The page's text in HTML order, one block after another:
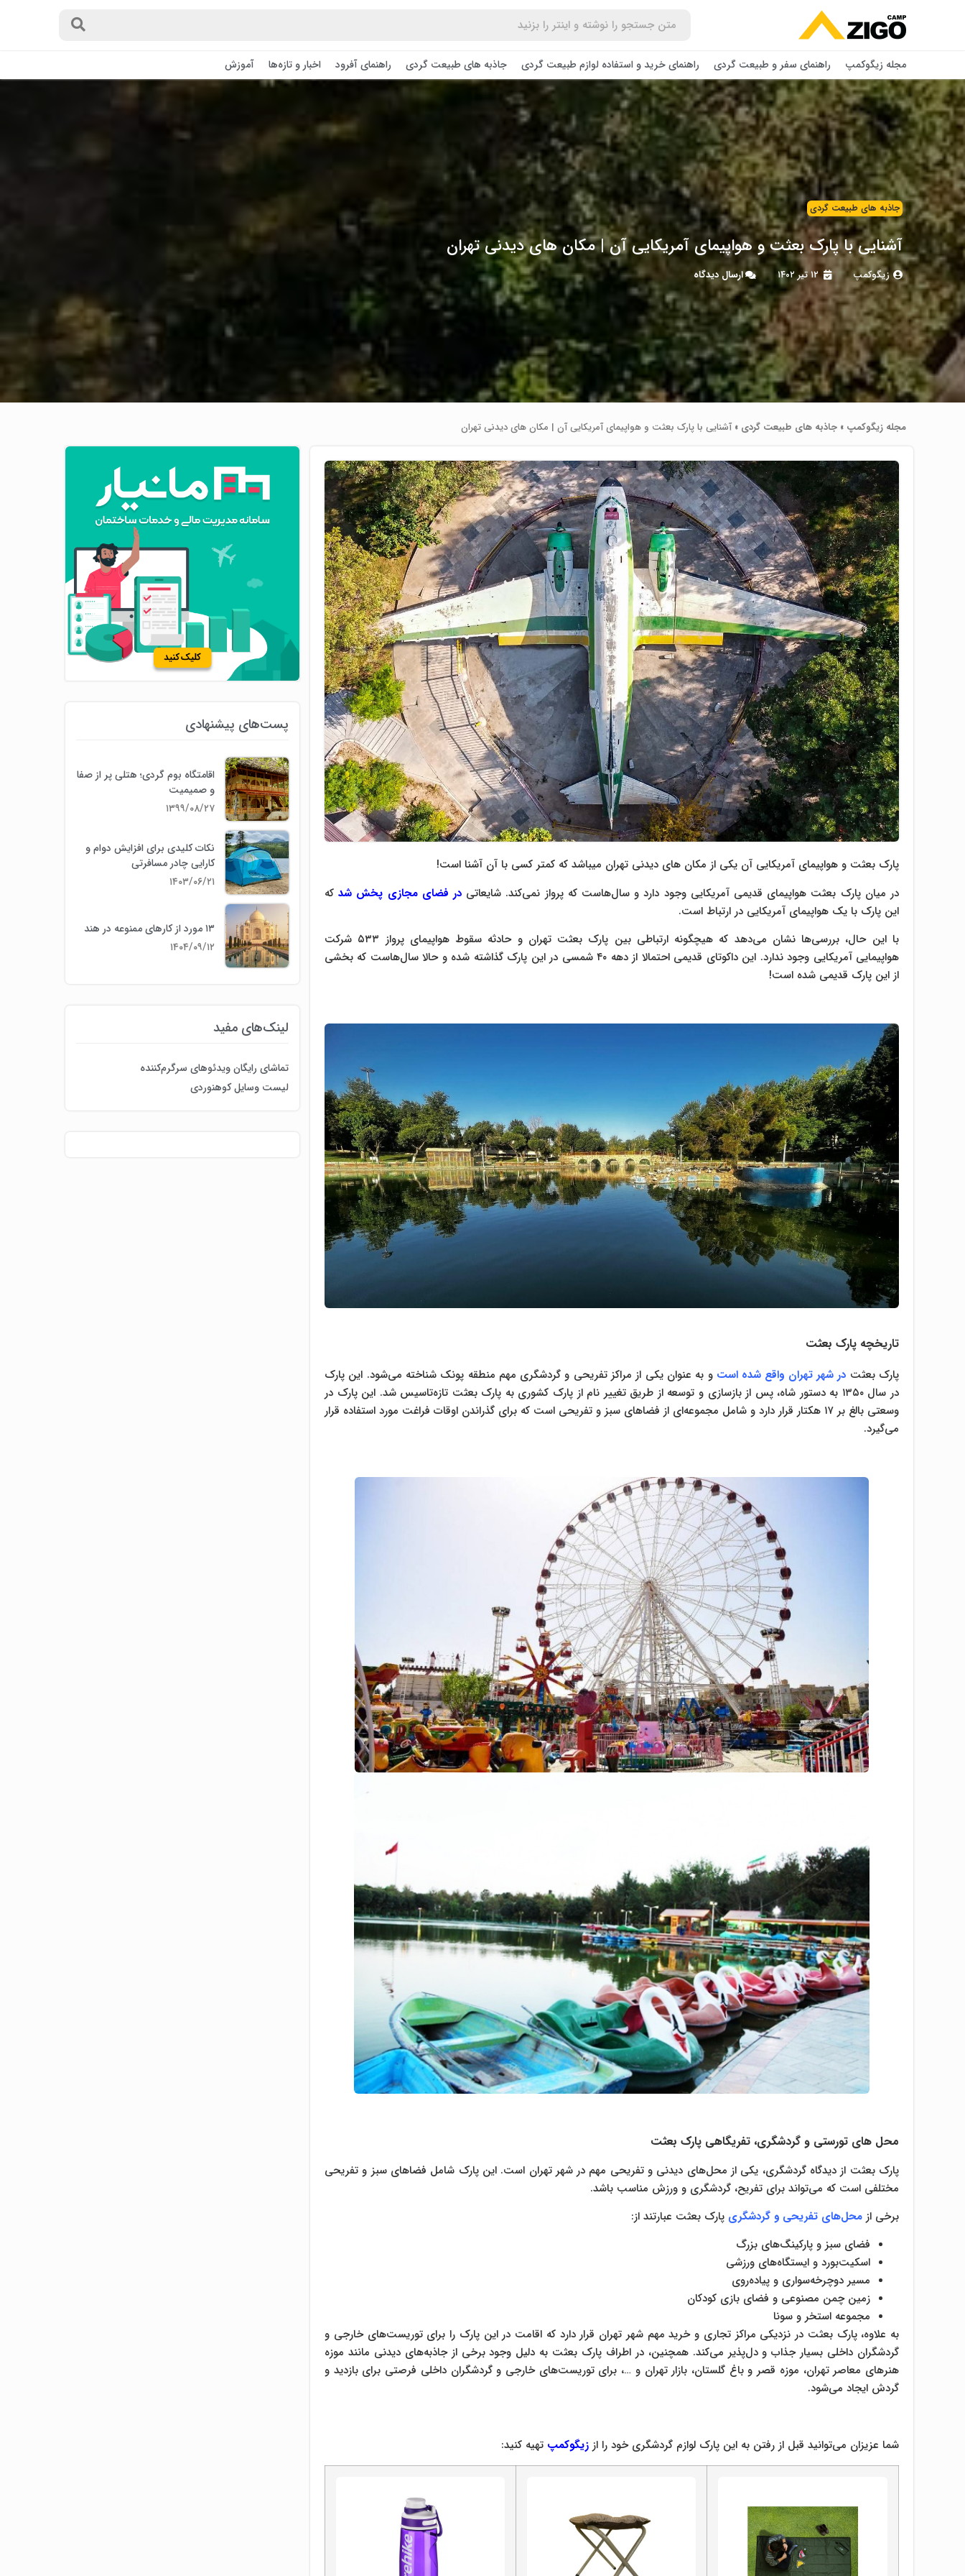
مجله زیگوکمپ راهنمای سفر و طبیعت گردی راهنمای خرید و استفاده لوازم طبیعت ‌گردی جاذبه های طبیعت گردی راهنمای آفرود اخبار و تازه‌ها آموزش
جاذبه های طبیعت گردی
آشنایی با پارک بعثت و هواپیمای آمریکایی آن | مکان های دیدنی تهران
زیگوکمپ ۱۲ تیر ۱۴۰۲ ارسال دیدگاه
مجله زیگوکمپ » جاذبه های طبیعت گردی »آشنایی با پارک بعثت و هواپیمای آمریکایی آن | مکان های دیدنی تهران
پارک بعثت و هواپیمای آمریکایی آن یکی از مکان های دیدنی تهران میباشد که کمتر کسی با آن آشنا است!
در میان پارک بعثت هواپیمای قدیمی آمریکایی وجود دارد و سال‌هاست که پرواز نمی‌کند. شایعاتی در فضای مجازی پخش شدکه
این پارک با یک هواپیمای آمریکایی در ارتباط است.
با این حال، بررسی‌ها نشان می‌دهد که هیچگونه ارتباطی بین پارک بعثت تهران و حادثه سقوط هواپیمای پرواز ۵۳۳ شرکت
هواپیمایی آمریکایی وجود ندارد. این داکوتای قدیمی احتمالا از دهه ۴۰ شمسی در این پارک گذاشته شده و حالا سال‌هاست که بخشی
از این پارک قدیمی شده است!
تاریخچه پارک بعثت
پارک بعثت در شهر تهران واقع شده است و به عنوان یکی از مراکز تفریحی و گردشگری مهم منطقه پونک شناخته می‌شود. این پارک
در سال ۱۳۵۰ به دستور شاه، پس از بازسازی و توسعه از طریق تغییر نام از پارک کشوری به پارک بعثت تازه‌تاسیس شد. این پارک در
وسعتی بالغ بر ۱۷ هکتار قرار دارد و شامل مجموعه‌ای از فضاهای سبز و تفریحی است که برای گذراندن اوقات فراغت مورد استفاده قرار
می‌گیرد.
محل های تورستی و گردشگری، تفریگاهی پارک بعثت
پارک بعثت از دیدگاه گردشگری، یکی از محل‌های دیدنی و تفریحی مهم در شهر تهران است. این پارک شامل فضاهای سبز و تفریحی
مختلفی است که می‌تواند برای تفریح، گردشگری و ورزش مناسب باشد.
برخی از محل‌های تفریحی و گردشگری پارک بعثت عبارتند از:
فضای سبز و پارکینگ‌های بزرگ
اسکیت‌بورد و ایستگاه‌های ورزشی
مسیر دوچرخه‌سواری و پیاده‌روی
زمین چمن مصنوعی و فضای بازی کودکان
مجموعه استخر و سونا
به علاوه، پارک بعثت در نزدیکی مراکز تجاری و خرید مهم شهر تهران قرار دارد که اقامت در این پارک را برای توریست‌های خارجی و
گردشگران داخلی بسیار جذاب و دل‌پذیر می‌کند. همچنین، در اطراف پارک بعثت به دلیل وجود برخی از جاذبه‌های دیدنی مانند موزه
هنرهای معاصر تهران، موزه قصر و باغ گلستان، بازار تهران و …، برای توریست‌های خارجی و گردشگران داخلی فرصتی برای بازدید و
گردش ایجاد می‌شود.
شما عزیزان می‌توانید قبل از رفتن به این پارک لوازم گردشگری خود را از زیگوکمپ تهیه کنید:
پست‌های پیشنهادی
اقامتگاه بوم گردی؛ هتلی پر از صفا
و صمیمیت
۱۳۹۹/۰۸/۲۷
نکات کلیدی برای افزایش دوام و
کارایی چادر مسافرتی
۱۴۰۳/۰۶/۲۱
۱۳ مورد از کارهای ممنوعه در هند
۱۴۰۴/۰۹/۱۲
لینک‌های مفید
تماشای رایگان ویدئوهای سرگرم‌کننده
لیست وسایل کوهنوردی